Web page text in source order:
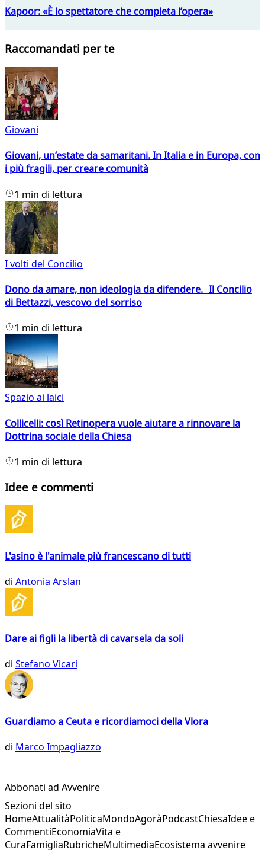
Kapoor: «È lo spettatore che completa l’opera»
Raccomandati per te
Giovani
Giovani, un’estate da samaritani. In Italia e in Europa, con
i più fragili, per creare comunità
1 min di lettura
I volti del Concilio
Dono da amare, non ideologia da difendere. Il Concilio
di Bettazzi, vescovo del sorriso
1 min di lettura
Spazio ai laici
Collicelli: così Retinopera vuole aiutare a rinnovare la
Dottrina sociale della Chiesa
1 min di lettura
Idee e commenti
L'asino è l'animale più francescano di tutti
di Antonia Arslan
Dare ai figli la libertà di cavarsela da soli
di Stefano Vicari
Guardiamo a Ceuta e ricordiamoci della Vlora
di Marco Impagliazzo
Abbonati ad Avvenire
Sezioni del sito
HomeAttualitàPoliticaMondoAgoràPodcastChiesaIdee e
CommentiEconomiaVita e
CuraFamigliaRubricheMultimediaEcosistema avvenire